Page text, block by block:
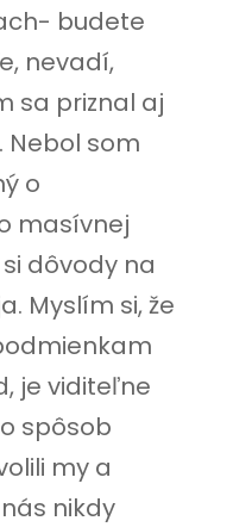
budete
nevadí,
sa priznal aj
Nebol som
o
masívnej
dôvody na
Myslím si, že
je viditeľne
spôsob
my a
nikdy